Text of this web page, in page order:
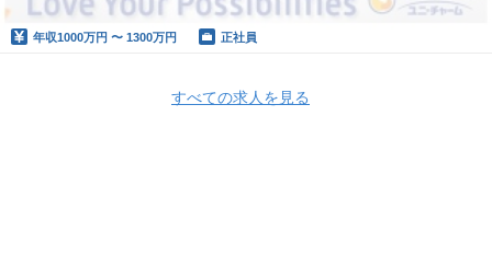
年収1000万円 〜 1300万円 正社員
すべての求人を見る